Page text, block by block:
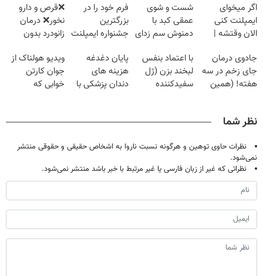
اگر میخوای
ایمپلنت کنی
الان وقتشه |
میلیون تومان!!!
شست و شوی
عمقی کبد با
دمنوش سم زدای
فرم خود را در
بزرگترین
جشنواره ایمپلنت
فقط ۲۵ میلیون
❌قرص‌ و دارو
نخور❌ درمان
زانودرد بدون
جادوی درمان
جای زخم در سه
هفته! (همین
با اعتماد بنفس
لبخند بزن (ژل
سفیدکننده
پایان دغدغه
هزینه های
دندان پزشکی با
ویدیو هولناک از
جوان کارتن
خوابی که
نظر شما
نظرات حاوی توهین و هرگونه نسبت ناروا به اشخاص حقیقی و حقوقی منتشر
نمی‌شود.
نظراتی که غیر از زبان فارسی یا غیر مرتبط با خبر باشد منتشر نمی‌شود.